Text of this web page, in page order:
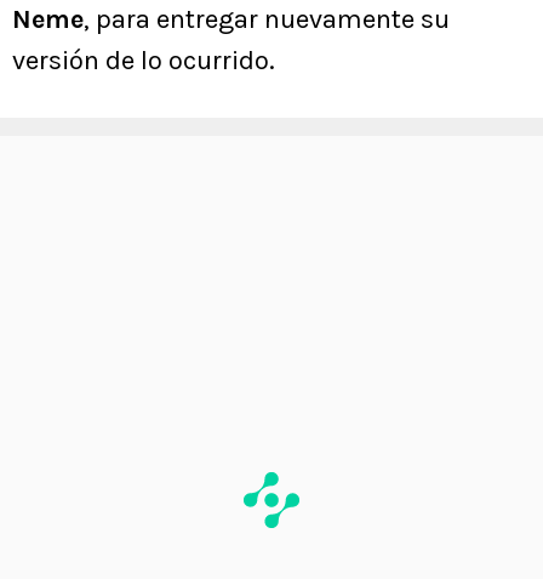
Neme, para entregar nuevamente su
versión de lo ocurrido.